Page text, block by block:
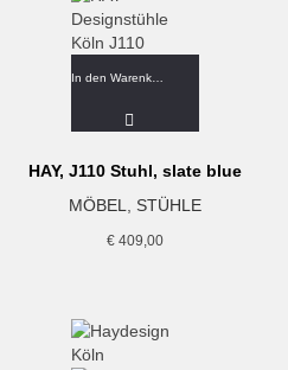
HAY, J110 Stuhl, slate blue
MÖBEL
STÜHLE
€409,00